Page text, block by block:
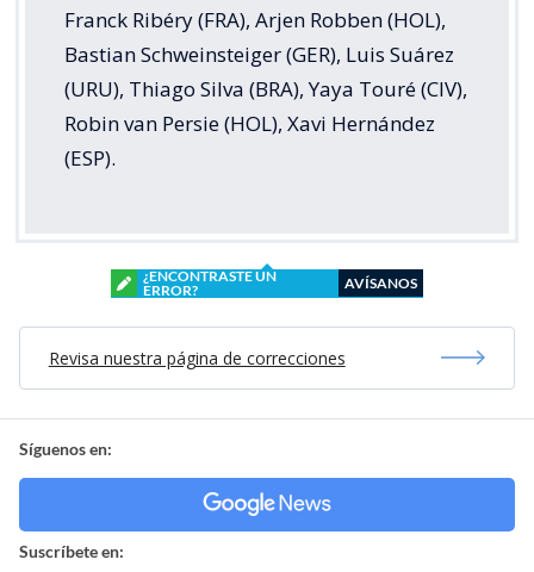
Franck Ribéry (FRA), Arjen Robben (HOL),
Bastian Schweinsteiger (GER), Luis Suárez
(URU), Thiago Silva (BRA), Yaya Touré (CIV),
Robin van Persie (HOL), Xavi Hernández
(ESP).
¿ENCONTRASTE UN
ERROR?
AVÍSANOS
Revisa nuestra página de correcciones
Síguenos en:
Suscríbete en: